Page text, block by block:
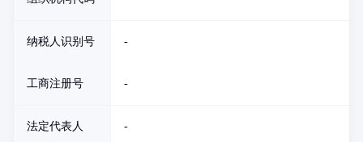
纳税人识别号 -
工商注册号 -
法定代表人 -